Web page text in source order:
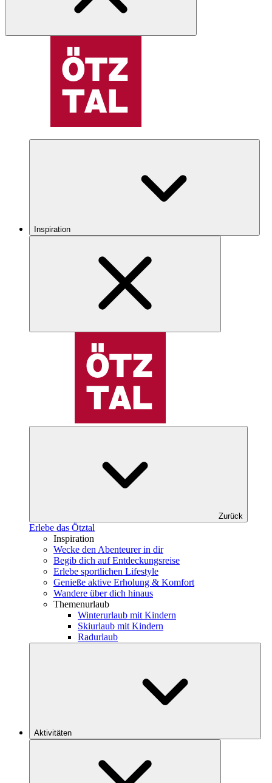
Inspiration
Zurück
Erlebe das Ötztal
Inspiration
Wecke den Abenteurer in dir
Begib dich auf Entdeckungsreise
Erlebe sportlichen Lifestyle
Genieße aktive Erholung & Komfort
Wandere über dich hinaus
Themenurlaub
Winterurlaub mit Kindern
Skiurlaub mit Kindern
Radurlaub
Aktivitäten